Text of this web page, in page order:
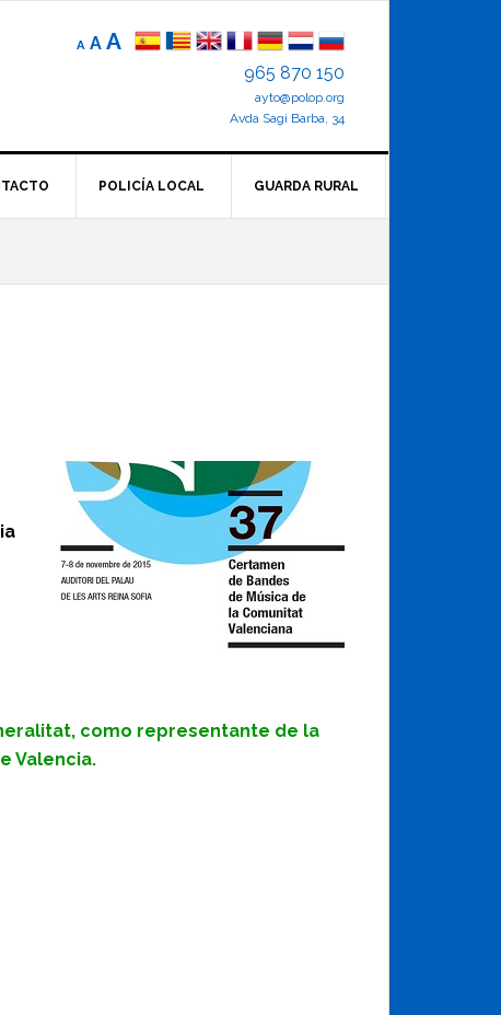
A
Reducir
elA Tamaño
AAumentar
de
letra
965 870 150
ayto@polop.org
Avda Sagi Barba, 34
POLICÍA LOCAL GUARDA RURAL
como representante de la
Valencia.